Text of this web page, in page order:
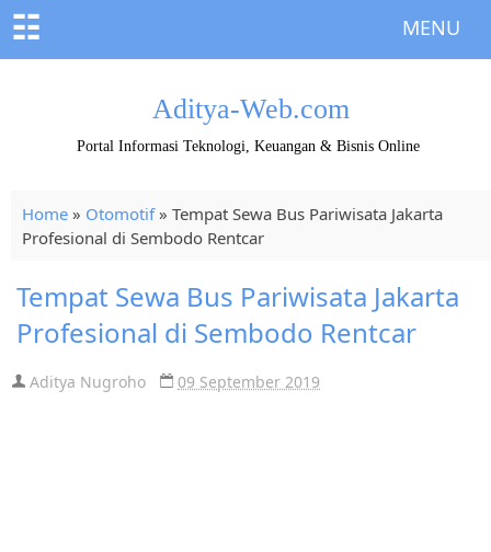
☷ MENU
Aditya-Web.com
Portal Informasi Teknologi, Keuangan & Bisnis Online
Home » Otomotif» Tempat Sewa Bus Pariwisata Jakarta
Profesional di Sembodo Rentcar
Tempat Sewa Bus Pariwisata Jakarta
Profesional di Sembodo Rentcar
Aditya Nugroho 09 September 2019